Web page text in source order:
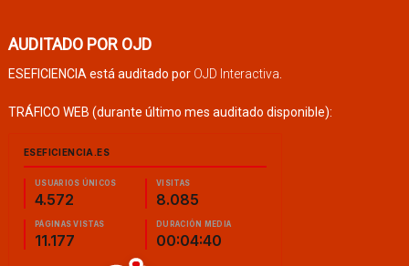
AUDITADO POR OJD
ESEFICIENCIA está auditado por OJD Interactiva
TRÁFICO WEB (durante último mes auditado disponible):